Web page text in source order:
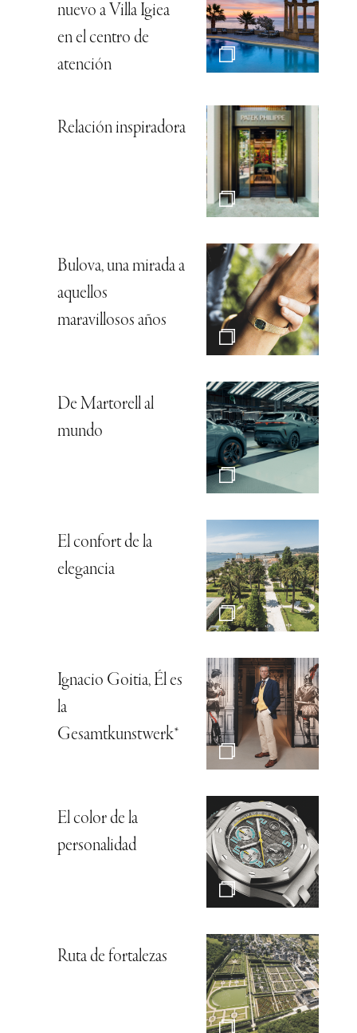
nuevo a Villa Igiea
en el centro de
atención
Relación inspiradora
Bulova, una mirada a
aquellos
maravillosos años
De Martorell al
mundo
El confort de la
elegancia
Ignacio Goitia, Él es
la
Gesamtkunstwerk*
El color de la
personalidad
Ruta de fortalezas